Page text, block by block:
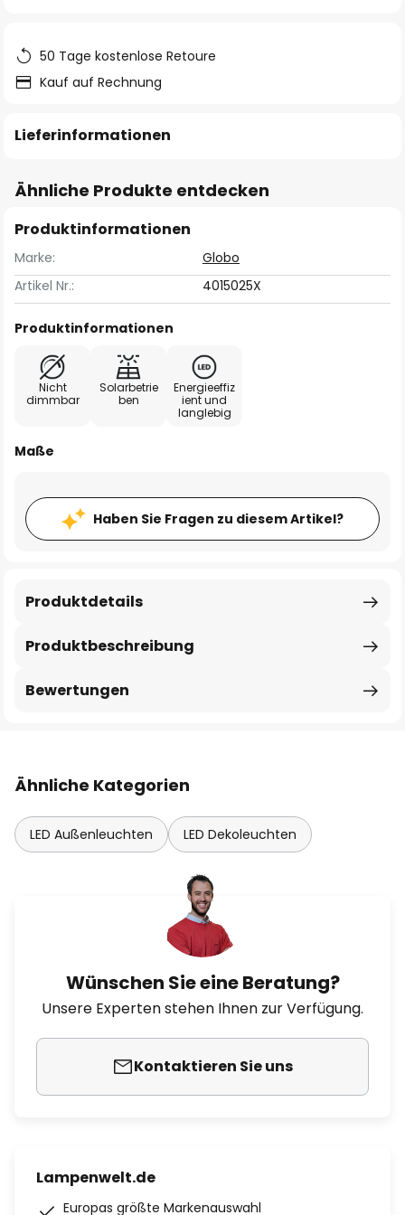
50 Tage kostenlose Retoure
Kauf auf Rechnung
Lieferinformationen
Ähnliche Produkte entdecken
Produktinformationen
Marke:
Globo
Artikel Nr.:
4015025X
Produktinformationen
Nicht
dimmbar
Solarbetrie
ben
Energieeffiz
ient und
langlebig
Maße
Haben Sie Fragen zu diesem Artikel?
Produktbeschreibung
Produktdetails
Bewertungen
Ähnliche Kategorien
LED Außenleuchten LED Dekoleuchten
Wünschen Sie eine Beratung?
Unsere Experten stehen Ihnen zur Verfügung.
Kontaktieren Sie uns
Lampenwelt.de
Europas größte Markenauswahl